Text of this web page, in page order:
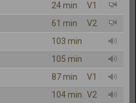
24 min
V1
61 min
V2
103 min
105 min
87 min
V1
104 min V2